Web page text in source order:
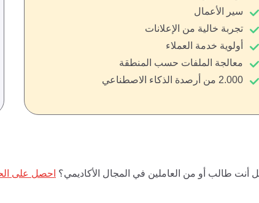
سير الأعمال
تجربة خالية من الإعلانات
أولوية خدمة العملاء
معالجة الملفات حسب المنطقة
2.000 من أرصدة الذكاء الاصطناعي
احصل على